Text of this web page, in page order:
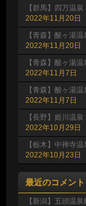
【群馬】四万温
2022年11月20日
【青森】酸ヶ湯
2022年11月20日
【青森】酸ヶ湯
2022年11月7日
【青森】酸ヶ湯
2022年11月7日
【長野】姫川温
2022年10月29日
【栃木】中禅寺
2022年10月23日
最近のコメント
【新潟】五頭温